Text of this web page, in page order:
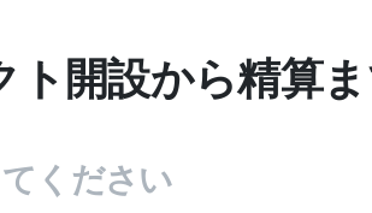
ト開設から精算
ください